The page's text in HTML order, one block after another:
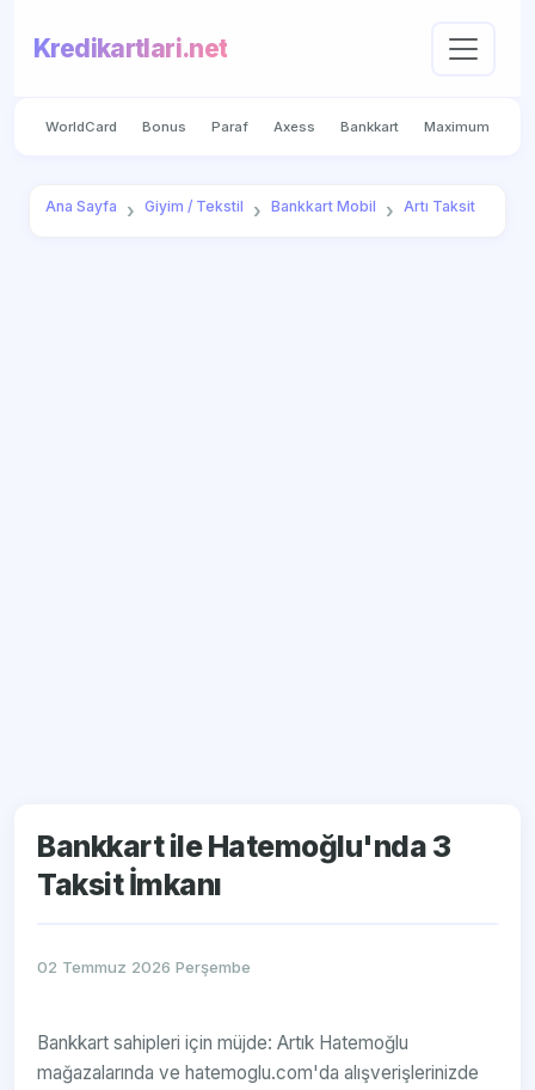
Kredikartlari.net
WorldCard Bonus Paraf Axess Bankkart Maximum
Ana Sayfa Giyim / Tekstil Bankkart Mobil Artı Taksit
Bankkart ile Hatemoğlu'nda 3
Taksit İmkanı
02 Temmuz 2026 Perşembe
Bankkart sahipleri için müjde: Artık Hatemoğlu
mağazalarında ve hatemoglu.com'da alışverişlerinizde